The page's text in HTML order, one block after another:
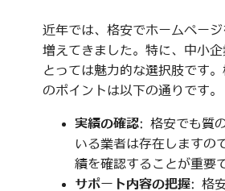
近年では、格安でホームペー
増えてきました。特に、中小
とっては魅力的な選択肢です
のポイントは以下の通りです。
実績の確認: 格安でも質
いる業者は存在しますの
績を確認することが重要
サポート内容の把握: 格